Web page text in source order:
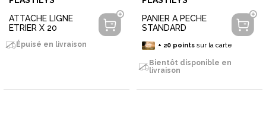
ATTACHE LIGNE
ETRIER X 20
Épuisé en livraison
PANIER A PECHE
STANDARD
+ 20pointssur la carte
Bientôt disponible en
livraison